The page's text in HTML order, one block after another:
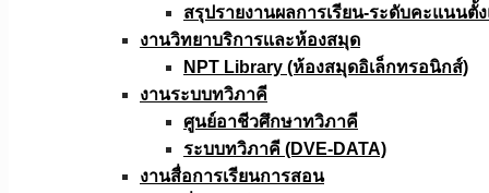
สรุปรายงานผลการเรียน-ระดับคะแนนตั้
งานวิทยาบริการเเละห้องสมุด
NPT Library (ห้องสมุดอิเล็กทรอนิกส์)
งานระบบทวิภาคี
ศูนย์อาชีวศึกษาทวิภาคี
ระบบทวิภาคี (DVE-DATA)
งานสื่อการเรียนการสอน